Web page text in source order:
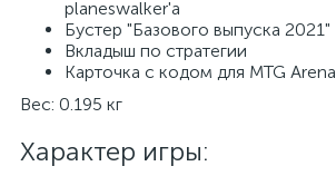
planeswalker'а
Бустер "Базового выпуска 2021"
Вкладыш по стратегии
Карточка с кодом для MTG Arena
Вес: 0.195 кг
Характер игры: